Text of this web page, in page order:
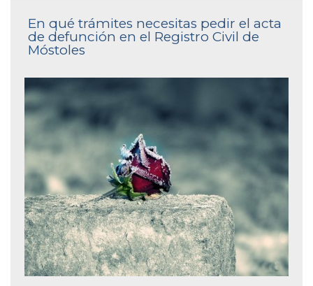
En qué trámites necesitas pedir el acta
de defunción en el Registro Civil de
Móstoles